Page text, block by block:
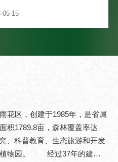
05-15
区，创建于1985年，是省属
积1789.8亩，森林覆盖率达
、科普教育、生态旅游和开发
37年的建